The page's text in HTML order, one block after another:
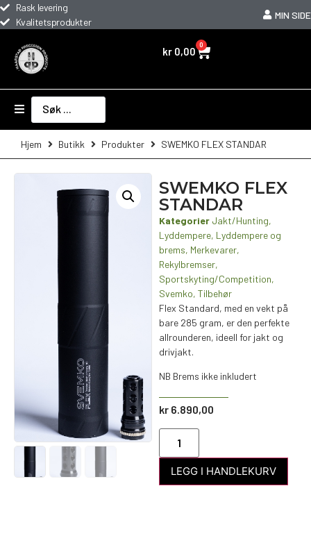
Rask levering
Kvalitetsprodukter
MIN SIDE
kr 0,00
0
Hjem Butikk Produkter SWEMKO FLEX STANDAR
SWEMKO FLEX
STANDAR
Kategorier Jakt/Hunting,
Lyddempere, Lyddempere og
brems, Merkevarer,
Rekylbremser,
Sportskyting/Competition,
Svemko, Tilbehør
Flex Standard, med en vekt på
bare 285 gram, er den perfekte
allrounderen, ideell for jakt og
drivjakt.
NB Brems ikke inkludert
kr6.890,00
LEGG I HANDLEKURV